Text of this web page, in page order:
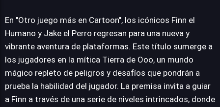
Disponible solo en PC
En "Otro juego más en Cartoon", los icónicos Finn el
Humano y Jake el Perro regresan para una nueva y
vibrante aventura de plataformas. Este título sumerge a
los jugadores en la mítica Tierra de Ooo, un mundo
mágico repleto de peligros y desafíos que pondrán a
prueba la habilidad del jugador. La premisa invita a guiar
a Finn a través de una serie de niveles intrincados, donde